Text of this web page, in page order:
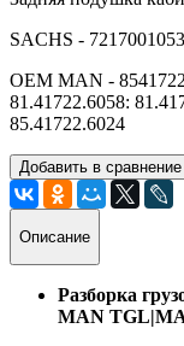
SACHS -
OEM MAN -
81.41722.6058:
85.41722.6024
Добавить в сравнение
Описание
Разборка
MAN